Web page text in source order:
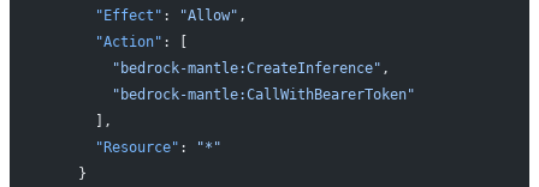
      "Effect"
: "Allow" ,
      "Action"
: [
        "bedrock-mantle:CreateInference"
,
        "bedrock-mantle:CallWithBearerToken"
      ],
      "Resource"
:
"*"
    }